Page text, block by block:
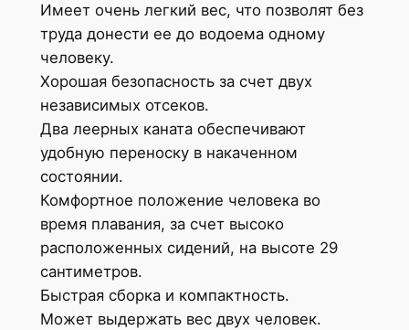
Имеет очень легкий вес, что позволят без
труда донести ее до водоема одному
человеку.
Хорошая безопасность за счет двух
независимых отсеков.
Два леерных каната обеспечивают
удобную переноску в накаченном
состоянии.
Комфортное положение человека во
время плавания, за счет высоко
расположенных сидений, на высоте 29
сантиметров.
Быстрая сборка и компактность.
Может выдержать вес двух человек.